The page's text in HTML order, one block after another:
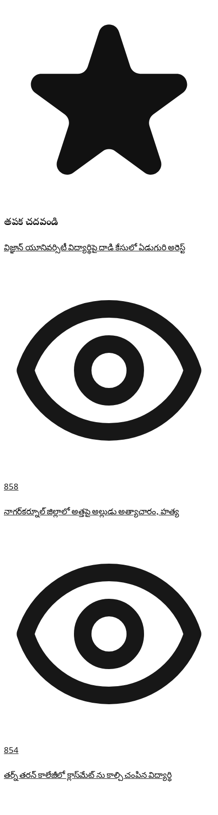
తప్పక చదవండి
విజ్ఞాన్ యూనివర్సిటీ విద్యార్థిపై దాడి కేసులో ఏడుగురి అరెస్ట్
858
నాగర్‌కర్నూల్ జిల్లాలో అత్తపై అల్లుడు అత్యాచారం, హత్య
854
తర్న్ తరన్ కాలేజీలో క్లాస్‌మేట్ ను కాల్చి చంపిన విద్యార్థి